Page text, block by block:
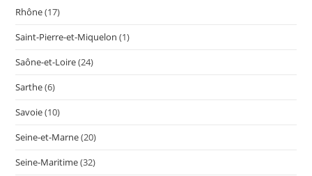
Rhône(17)
Saint-Pierre-et-Miquelon (1)
Saône-et-Loire(24)
Sarthe(6)
Savoie(10)
Seine-et-Marne(20)
Seine-Maritime(32)